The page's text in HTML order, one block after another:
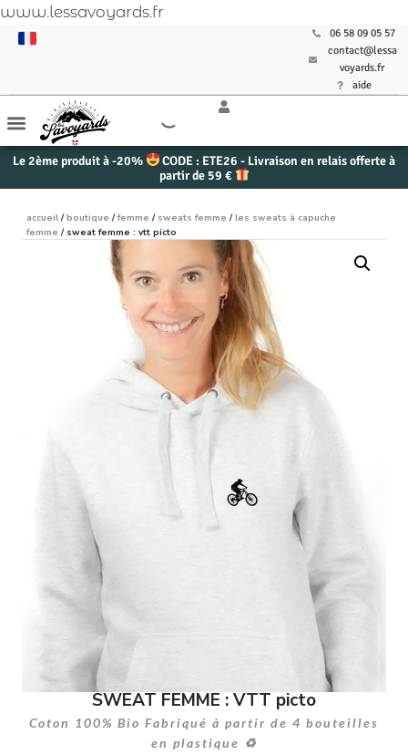
www.lessavoyards.fr
06 58 09 05 57
contact@lessa
voyards.fr
aide
Le 2ème produit à -20%
CODE : ETE26 - Livraison en relais offerte à
partir de 59 €
accueil / boutique / femme / sweats femme / les sweats à capuche
femme / sweat femme : vtt picto
SWEAT FEMME : VTT picto
Coton 100% Bio Fabriqué à partir de 4 bouteilles
en plastique ♻